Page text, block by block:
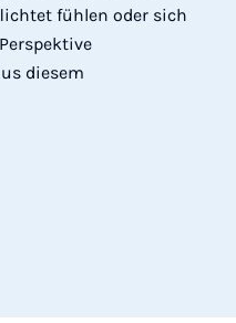
fühlen oder sich
diesem